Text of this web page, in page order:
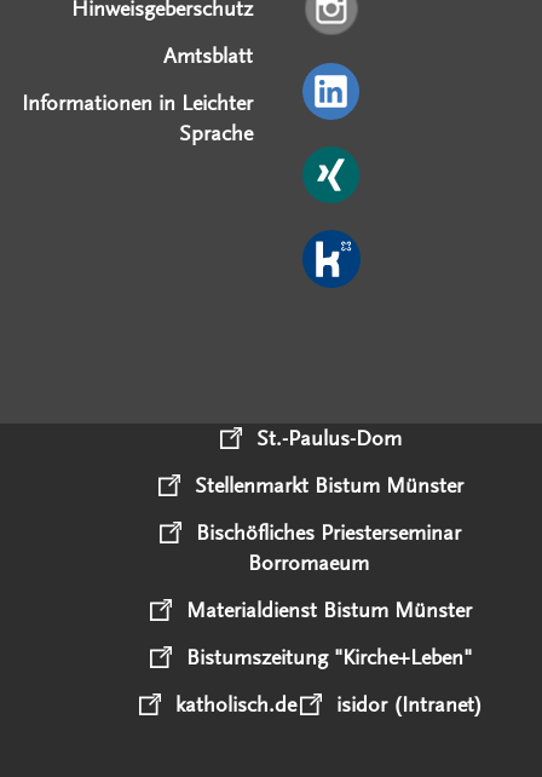
Hinweisgeberschutz
Amtsblatt
Informationen in Leichter
Sprache
St.-Paulus-Dom
Stellenmarkt Bistum Münster
Bischöfliches Priesterseminar
Borromaeum
Materialdienst Bistum Münster
Bistumszeitung "Kirche+Leben"
katholisch.de
isidor (Intranet)